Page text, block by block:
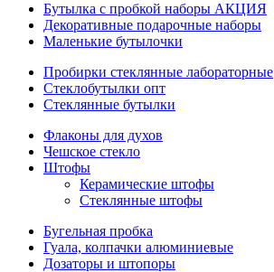
Бутылка с пробкой наборы АКЦИЯ
Декоративные подарочные наборы
Маленькие бутылочки
Пробирки стеклянные лабораторные
Стеклобутылки опт
Стеклянные бутылки
Флаконы для духов
Чешское стекло
Штофы
Керамические штофы
Стеклянные штофы
Бугельная пробка
Гуала, колпачки алюминиевые
Дозаторы и штопоры